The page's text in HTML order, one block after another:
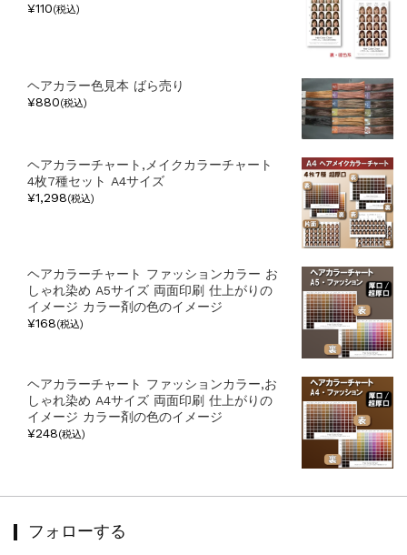
¥110(税込)
ヘアカラー色見本 ばら売り
¥880(税込)
ヘアカラーチャート,メイクカラーチャート
4枚7種セット A4サイズ
¥1,298(税込)
ヘアカラーチャート ファッションカラー お
しゃれ染め A5サイズ 両面印刷 仕上がりの
イメージ カラー剤の色のイメージ
¥168(税込)
ヘアカラーチャート ファッションカラー,お
しゃれ染め A4サイズ 両面印刷 仕上がりの
イメージ カラー剤の色のイメージ
¥248(税込)
フォローする